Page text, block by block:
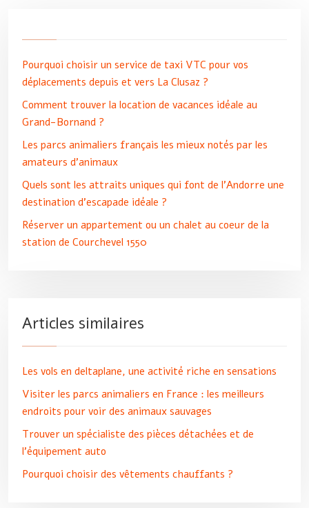
Pourquoi choisir un service de taxi VTC pour vos
déplacements depuis et vers La Clusaz ?
Comment trouver la location de vacances idéale au
Grand-Bornand ?
Les parcs animaliers français les mieux notés par les
amateurs d’animaux
Quels sont les attraits uniques qui font de l’Andorre une
destination d’escapade idéale ?
Réserver un appartement ou un chalet au coeur de la
station de Courchevel 1550
Articles similaires
Les vols en deltaplane, une activité riche en sensations
Visiter les parcs animaliers en France : les meilleurs
endroits pour voir des animaux sauvages
Trouver un spécialiste des pièces détachées et de
l’équipement auto
Pourquoi choisir des vêtements chauffants ?